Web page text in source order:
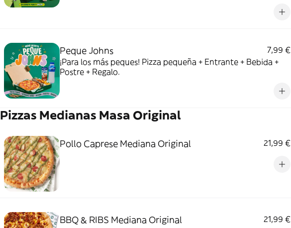
Peque Johns
7,99 €
¡Para los más peques! Pizza pequeña + Entrante + Bebida +
Postre + Regalo.
Pizzas Medianas Masa Original
Pollo Caprese Mediana Original 21,99 €
BBQ & RIBS Mediana Original 21,99 €